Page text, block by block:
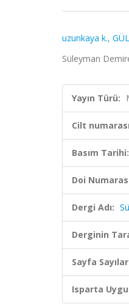
uzunkaya k.,
Süleyman
Yayın Türü:
Cilt
Basım Tarihi:
Doi
Dergi Adı:
Derginin
Sayfa
Isparta